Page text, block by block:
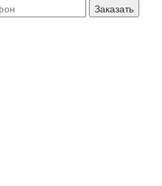
Заказать